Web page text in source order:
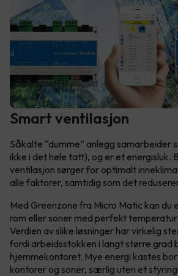
Smart ventilasjon
Såkalte “dumme” anlegg samarbeider
ikke i det hele tatt), og er et energisluk.
ventilasjon sørger for optimalt
alle faktorer, samtidig som det
Med Greenzone fra Micro Matic kan du
rom eller soner med perfekt
Verdien av slike løsninger har virkelig
fordi arbeidsstokken i langt større grad
hjemmekontoret. Mye energi kastes
kontorer og soner, særlig uten et